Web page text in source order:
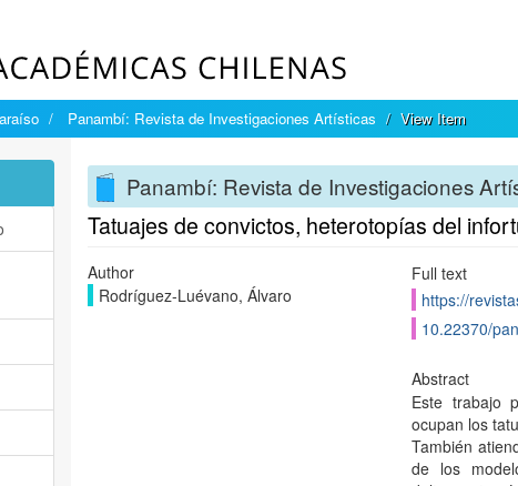
Panambí: Revista de Investigaciones Artísticas View Item
Panambí: Revista de Investigaciones
Tatuajes de convictos, heterotopías del
Author
Rodríguez-Luévano, Álvaro
Full text
https://
10.22370/
Abstract
Este trabajo
ocupan los
También
de los